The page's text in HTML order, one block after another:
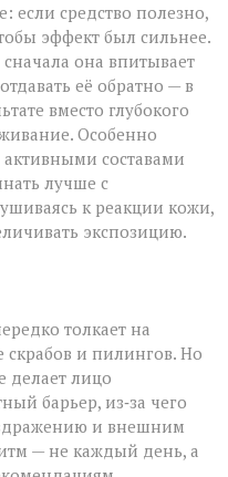
если средство полезно,
эффект был сильнее.
она впитывает
её обратно — в
вместо глубокого
Особенно
составами
лучше с
к реакции кожи,
экспозицию.
толкает на
скрабов и пилингов. Но
делает лицо
барьер, из‑за чего
и внешним
— не каждый день, а